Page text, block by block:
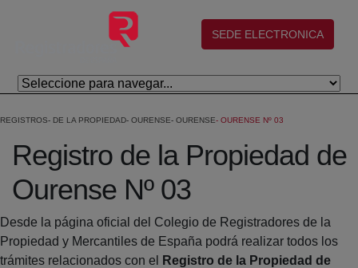
Skip to Main Content
(abre en nueva ventana)
SEDE ELECTRONICA
REGISTROS DE LA PROPIEDAD OURENSE OURENSE OURENSE Nº 03
Registro de la Propiedad de
Ourense Nº 03
Desde la página oficial del Colegio de Registradores de la
Propiedad y Mercantiles de España podrá realizar todos los
trámites relacionados con el
Registro de la Propiedad de